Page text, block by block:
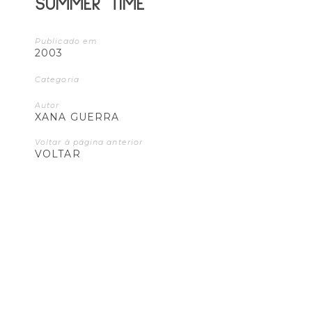
SUMMER TIME
Publicado em
2003
Categoria
Autor
XANA GUERRA
Voltar à página anterior
VOLTAR